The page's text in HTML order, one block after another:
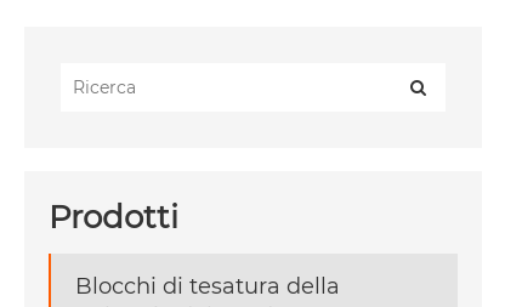
Prodotti
Blocchi di tesatura della